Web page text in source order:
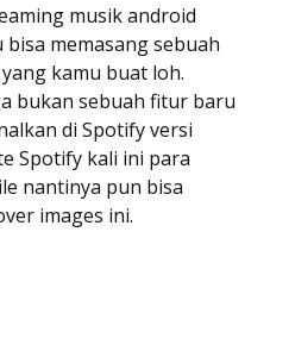
musik android
memasang sebuah
kamu buat loh.
bukan sebuah fitur baru
di Spotify versi
Spotify kali ini para
nantinya pun bisa
images ini.